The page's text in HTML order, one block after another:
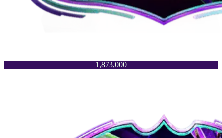
1,873,000